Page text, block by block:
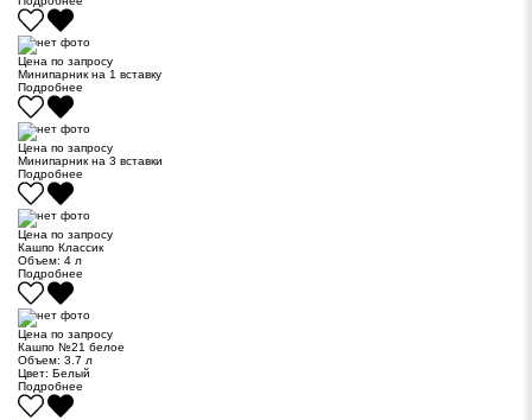
Цена по запросу
Минипарник на 1 вставку
Подробнее
Цена по запросу
Минипарник на 3 вставки
Подробнее
Цена по запросу
Кашпо Классик
Объем: 4 л
Подробнее
Цена по запросу
Кашпо №21 белое
Объем: 3.7 л
Цвет: Белый
Подробнее